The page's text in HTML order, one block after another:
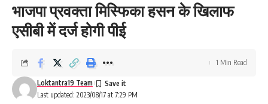
भाजपा प्रवक्ता मिस्फिका हसन के खिलाफ
एसीबी में दर्ज होगी पीई
Last updated: 2023/08/17 at 7:29 PM
Loktantra19 Team
1 Min Read